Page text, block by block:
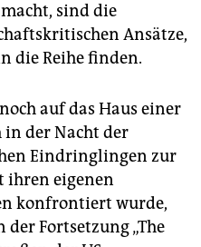
sind die
Ansätze,
die Reihe finden.
auf das Haus einer
der Nacht der
Eindringlingen zur
ihren eigenen
konfrontiert wurde,
Fortsetzung „The